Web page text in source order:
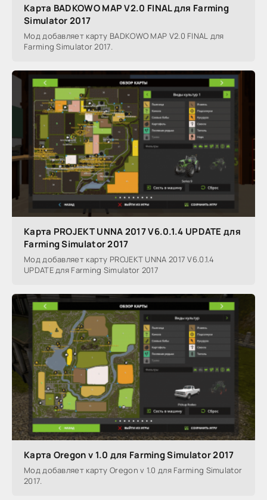
Карта BADKOWO MAP V2.0 FINAL для Farming
Simulator 2017
Мод добавляет карту BADKOWO MAP V2.0 FINAL для
Farming Simulator 2017.
Карта PROJEKT UNNA 2017 V6.0.1.4 UPDATE для
Farming Simulator 2017
Мод добавляет карту PROJEKT UNNA 2017 V6.0.1.4
UPDATE для Farming Simulator 2017
Карта Oregon v 1.0 для Farming Simulator 2017
Мод добавляет карту Oregon v 1.0 для Farming Simulator
2017.